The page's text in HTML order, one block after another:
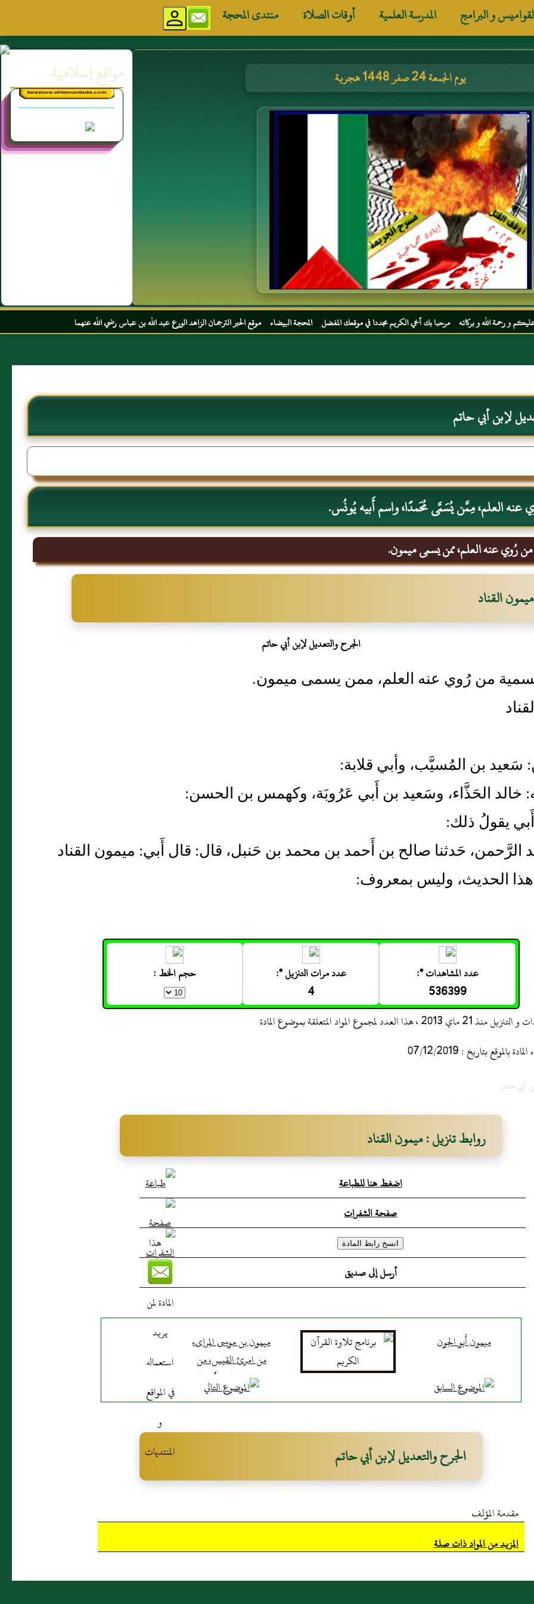
و البرامج المدرسة العلمية أوقات الصلاة منتدى المحجة
يوم الجمعة 24 صفر 1448 هجرية مواقع إسلامية
و بركاته مرحبا بك أخي الكريم مجددا في موقعك المفضل المحجة البيضاء موقع الحبر الترجمان الزاهد الورع عبد الله بن عباس رضي الله عنهما
لإبن أبي حاتم
العلم، مِمَّن يُسَمَّى مُحَمدًا، واسم أَبيه يُونُس.
رُوي عنه العلم، ممن يسمى ميمون.
ميمون القناد
الجرح والتعديل لإبن أبي حاتم
من رُوي عنه العلم، ممن يسمى ميمون.
بن المُسيَّب، وأبي قلابة:
خالد الحَذَّاء، وسَعيد بن أَبي عَرُوبَة، وكهمس بن الحسن:
يقولُ ذلك:
الرَّحمن، حَدثنا صالح بن أَحمد بن محمد بن حَنبل، قال: قال أَبي: ميمون القناد
الحديث، وليس بمعروف:
عدد المشاهدات *:
536399
عدد مرات التنزيل *:
4
حجم الخط :
العدد لمجموع المواد المتعلقة بموضوع المادة
بتاريخ : 07/12/2019
أبي حاتم
روابط تنزيل : ميمون القناد
اضغط هنا للطباعة
صفحة الشفرات
أرسل إلى صديق
ميمون أَبو الجون
ميمون بن موسى المرإى،
من امرئ القيس، من
مضر، بَصريٌّ
الجرح والتعديل لإبن أبي حاتم
مقدمة المؤلف
المزيد من المواد ذات صلة